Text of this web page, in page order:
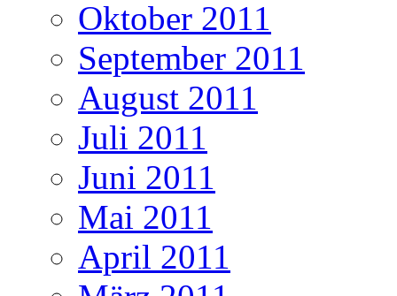
Oktober 2011
September 2011
August 2011
Juli 2011
Juni 2011
Mai 2011
April 2011